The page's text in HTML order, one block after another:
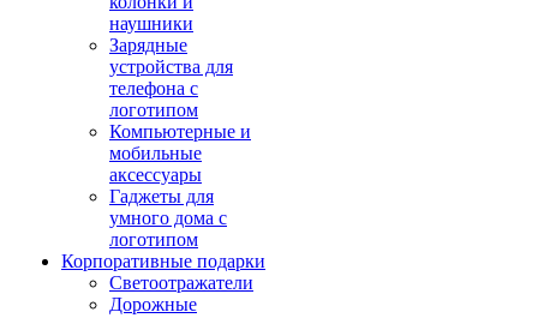
наушники
Зарядные
устройства для
телефона с
логотипом
Компьютерные и
мобильные
аксессуары
Гаджеты для
умного дома с
логотипом
Корпоративные подарки
Светоотражатели
Дорожные